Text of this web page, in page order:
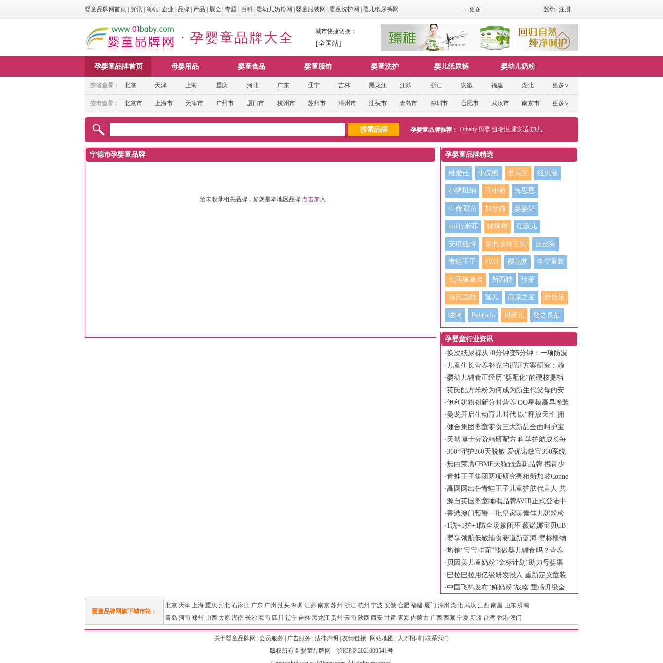
婴童品牌网首页 资讯 商机 企业 品牌 产品 展会 专题 百科 婴幼儿奶粉网 婴童服装网 婴童洗护网 婴儿纸尿裤网 ...更多 登录 注册
· 孕婴童品牌大全 城市快捷切换：
[全国站]
孕婴童品牌首页 母婴用品 婴童食品 婴童服饰 婴童洗护 婴儿纸尿裤 婴幼儿奶粉
北京 天津 上海 重庆 河北 广东 辽宁 吉林 黑龙江 江苏 浙江 安徽 福建 湖北 更多∨
按省查看：
北京市 上海市 天津市 广州市 厦门市 杭州市 苏州市 漳州市 汕头市 青岛市 深圳市 合肥市 武汉市 南京市 更多∨
按市查看：
孕婴童品牌推荐： Otbaby 贝婴 纽瑞滋 露安适 加儿
宁德市孕婴童品牌
暂未收录相关品牌，如您是本地区品牌 点击加入
孕婴童品牌精选
维爱佳 小浣熊 君乐宝 纽贝滋
小猪班纳 汪小荷 海思恩
生命阳光 加菲猫 婴姿坊
miffy米菲 棵棵树 红孩儿
安琪纽特 京润珍珠宝贝 皮皮狗
青蛙王子 FEO 樱花梦 李宁童装
七匹狼童装 新西特 珍蕴
瑞氏品酷 逗儿 高原之宝 舒舒乐
嗳呵 Balabala 贝蜜儿 婴之良品
孕婴童行业资讯
·换次纸尿裤从10分钟变5分钟：一项防漏
设计如何拯救“老老照护”的腰
· 儿童生长营养补充的循证方案研究：赖
氨葡锌颗粒（无糖）的临床价值与配方逻
辑
·婴幼儿辅食正经历“婴配化”的硬核提档
·英氏配方米粉为何成为新生代父母的安
心之选？
·伊利奶粉创新分时营养 QQ星榛高早晚装
守护儿童全天活力
· 曼龙开启生动育儿时代 以“释放天性 拥
抱生动”书写品牌新篇章
·健合集团婴童零食三大新品全面呵护宝
宝健康成长
· 天然博士分阶精研配方 科学护航成长每
一程
·360°守护360天脱敏 爱优诺敏宝360系统
化低敏营养方案
·無由荣膺CBME天猫甄选新品牌 携青少
年面护霸榜产品亮相
·青蛙王子集团两项研究亮相新加坡Conne
x-C Asia旗舰科学会议
· 高圆圆出任青蛙王子儿童护肤代言人 共
同诠释慢慢长大更强大的育儿主张
·源自英国婴童睡眠品牌AVIR正式登陆中
国市场
·香港澳门预警一批皇家美素佳儿奶粉检
出铅超标 品牌方称符合食品安全标准
· 1洗+1护+1防全场景闭环 薇诺娜宝贝CB
ME展现婴童护理新范式
·婴享领航低敏辅食赛道新蓝海 婴标植物
奶米布丁树立行业安全新标杆
·热销“宝宝挂面”能做婴儿辅食吗？营养
针真均衡？
· 贝因美儿童奶粉“金标计划”助力母婴渠
道破局
· 巴拉巴拉用亿级研发投入 重新定义童装
产品力
·中国飞鹤发布“鲜奶粉”战略 重磅升级全
链鲜活守护六大保障
婴童品牌网旗下城市站：
北京 天津 上海 重庆 河北 石家庄 广东 广州 汕头 深圳 江苏 南京 苏州 浙江 杭州 宁波 安徽 合肥 福建 厦门 漳州 湖北 武汉 江西 南昌 山东 济南
青岛 河南 郑州 山西 太原 湖南 长沙 海南 四川 辽宁 吉林 黑龙江 贵州 云南 陕西 西安 甘肃 青海 内蒙古 广西 西藏 宁夏 新疆 台湾 香港 澳门
关于婴童品牌网 会员服务 广告服务 法律声明 友情链接 网站地图 人才招聘 联系我们
版权所有 © 婴童品牌网 浙ICP备2021009541号